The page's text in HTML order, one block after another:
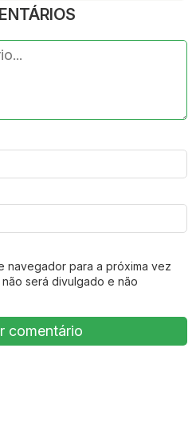
navegador para a próxima vez
será divulgado e não